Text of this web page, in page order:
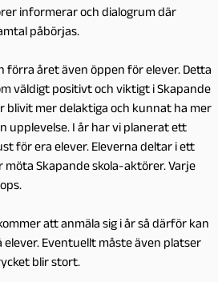
informerar och dialogrum där
påbörjas.
förra året även öppen för elever. Detta
väldigt positivt och viktigt i Skapande
blivit mer delaktiga och kunnat ha mer
upplevelse. I år har vi planerat ett
för era elever. Eleverna deltar i ett
Skapande skola-aktörer. Varje
att anmäla sig i år så därför kan
elever. Eventuellt måste även platser
blir stort.